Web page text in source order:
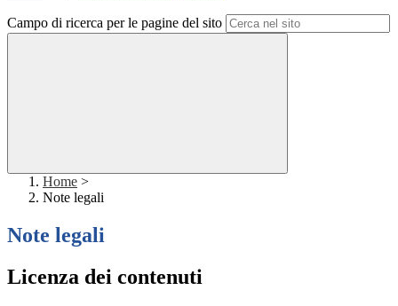
Campo di ricerca per le pagine del sito
Home >
Note legali
Note legali
Licenza dei contenuti